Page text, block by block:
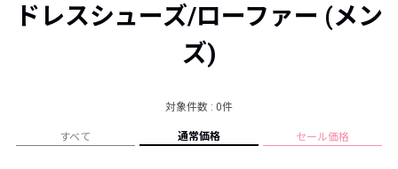
ドレスシューズ/ローファー (メン
ズ)
対象件数 : 0件
すべて 通常価格 セール価格